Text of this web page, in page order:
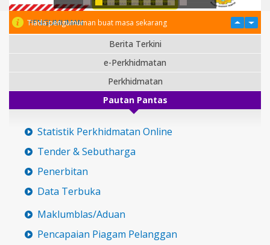
PENGUMUMAN
Tiada pengumuman buat masa sekarang
Berita Terkini
e-Perkhidmatan
Perkhidmatan
Pautan Pantas
Statistik Perkhidmatan Online
Tender & Sebutharga
Penerbitan
Data Terbuka
Maklumblas/Aduan
Pencapaian Piagam Pelanggan